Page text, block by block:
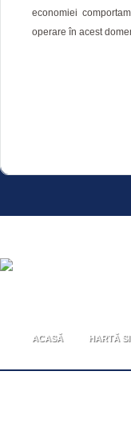
economiei
operare în acest
ACASĂ HARTĂ